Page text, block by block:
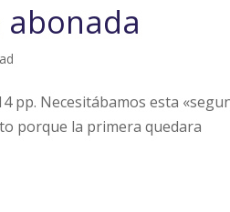
pp. Necesitábamos esta
porque la primera quedara